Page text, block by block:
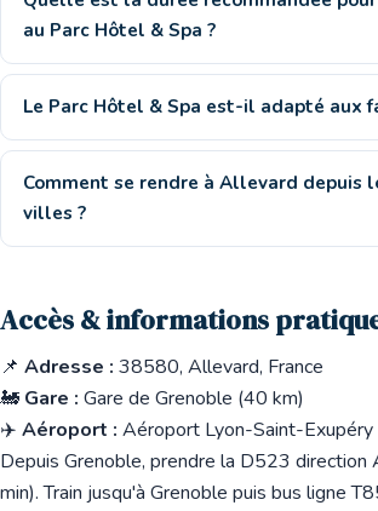
au Parc Hôtel & Spa ?
Le Parc Hôtel & Spa est-il adapté aux
Comment se rendre à Allevard depuis
villes ?
Accès & informations
📌 Adresse : 38580, Allevard, France
🚂 Gare : Gare de Grenoble (40 km)
✈️ Aéroport : Aéroport Lyon-Saint-
Depuis Grenoble, prendre la D523
min). Train jusqu'à Grenoble puis bus ligne